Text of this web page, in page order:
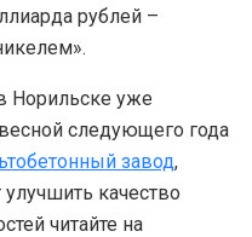
рублей –
Норильске уже
следующего года
завод,
качество
читайте на